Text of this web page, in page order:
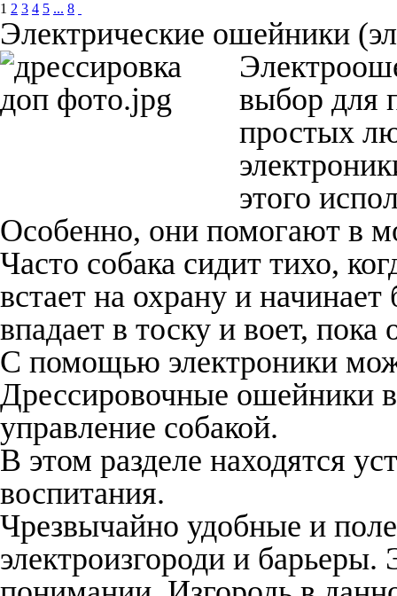
1 2 3 4 5 ... 8
Электрические ошейники
выбор для
простых
этого
Особенно, они помогают в
Часто собака сидит тихо,
встает на охрану и
впадает в тоску и воет, пока
С помощью электроники
Дрессировочные ошейники
управление собакой.
В этом разделе находятся
воспитания.
Чрезвычайно удобные и
электроизгороди и